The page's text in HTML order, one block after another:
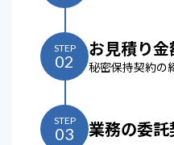
STEP
02
お見積り
秘密保持契約の
STEP
03 業務の委